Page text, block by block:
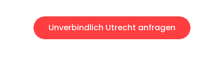
Unverbindlich Utrecht anfragen